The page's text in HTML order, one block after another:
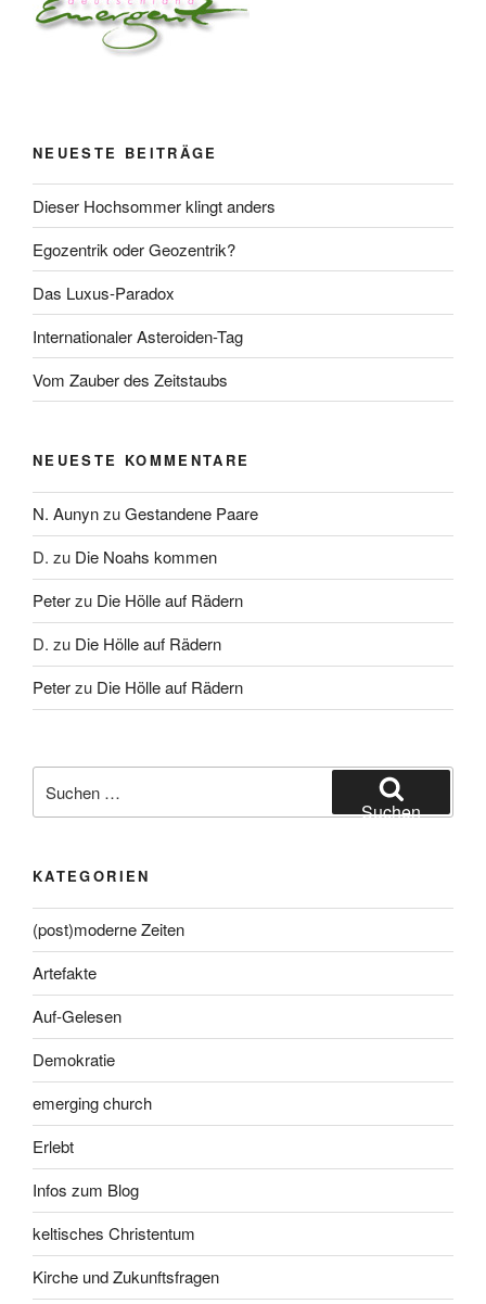
NEUESTE BEITRÄGE
Dieser Hochsommer klingt anders
Egozentrik oder Geozentrik?
Das Luxus-Paradox
Internationaler Asteroiden-Tag
Vom Zauber des Zeitstaubs
NEUESTE KOMMENTARE
N. AunynzuGestandene Paare
D. zu Die Noahs kommen
Peterzu Die Hölle auf Rädern
D. zu Die Hölle auf Rädern
Peterzu Die Hölle auf Rädern
nach:
Suchen
KATEGORIEN
(post)moderne Zeiten
Artefakte
Auf-Gelesen
Demokratie
emerging church
Erlebt
Infos zum Blog
keltisches Christentum
Kirche und Zukunftsfragen